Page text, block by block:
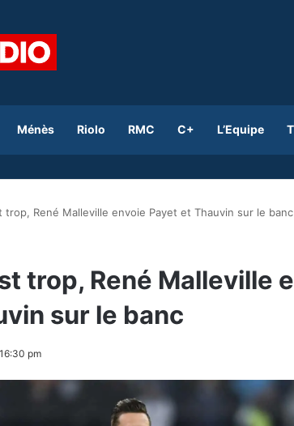
Ménès Riolo RMC C+ L’Equipe
trop, René Malleville envoie Payet et Thauvin sur le banc
trop, René Malleville
sur le banc
pm